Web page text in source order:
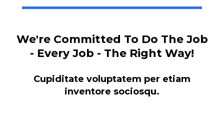
We're Committed To Do The Job
- Every Job - The Right Way!
Cupiditate voluptatem per etiam
inventore sociosqu.